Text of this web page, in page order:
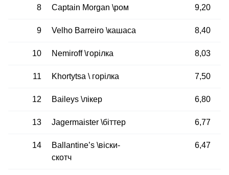
8 Captain Morgan \ром 9,20
9 Velho Barreiro \кашаса 8,40
10 Nemiroff \горілка 8,03
11 Khortytsa \ горілка 7,50
12 Baileys \лікер 6,80
13 Jagermaister \біттер 6,77
14
Ballantine’s \віски-
скотч
6,47